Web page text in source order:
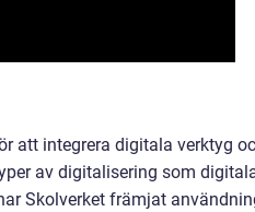
att integrera digitala verktyg
av digitalisering som
Skolverket främjat